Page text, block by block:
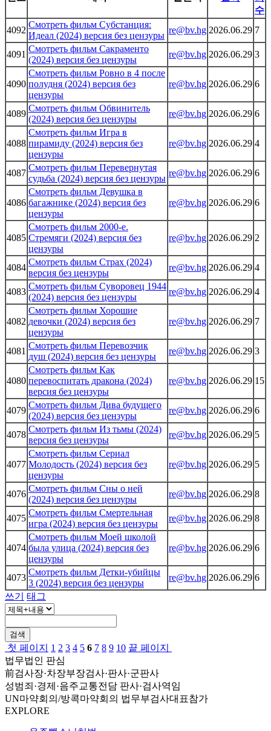
수
4092
Смотреть фильм Субстанция:
Идеал (2024) версия без цензуры
re@bv.hg 2026.06.29 7
4091
Смотреть фильм Сакраменто
(2024) версия без цензуры
re@bv.hg 2026.06.29 3
4090
Смотреть фильм Ровно в 4 после
полудня (2024) версия без
цензуры
re@bv.hg 2026.06.29 6
4089
Смотреть фильм Обвинитель
(2024) версия без цензуры
re@bv.hg 2026.06.29 6
4088
Смотреть фильм Игра в
пирамиду (2024) версия без
цензуры
re@bv.hg 2026.06.29 4
4087
Смотреть фильм Перевернутая
судьба (2024) версия без цензуры
re@bv.hg 2026.06.29 6
4086
Смотреть фильм Девушка в
багажнике (2024) версия без
цензуры
re@bv.hg 2026.06.29 6
4085
Смотреть фильм 2000-е.
Стремяги (2024) версия без
цензуры
re@bv.hg 2026.06.29 2
4084
Смотреть фильм Страх (2024)
версия без цензуры
re@bv.hg 2026.06.29 4
4083
Смотреть фильм Суворовец 1944
(2024) версия без цензуры
re@bv.hg 2026.06.29 4
4082
Смотреть фильм Хорошие
девочки (2024) версия без
цензуры
re@bv.hg 2026.06.29 7
4081
Смотреть фильм Перевозчик
душ (2024) версия без цензуры
re@bv.hg 2026.06.29 3
4080
Смотреть фильм Как
перевоспитать дракона (2024)
версия без цензуры
re@bv.hg 2026.06.29 15
4079
Смотреть фильм Дива будущего
(2024) версия без цензуры
re@bv.hg 2026.06.29 6
4078
Смотреть фильм Из тьмы (2024)
версия без цензуры
re@bv.hg 2026.06.29 5
4077
Смотреть фильм Сериал
Молодость (2024) версия без
цензуры
re@bv.hg 2026.06.29 5
4076
Смотреть фильм Сны о ней
(2024) версия без цензуры
re@bv.hg 2026.06.29 8
4075
Смотреть фильм Смертельная
игра (2024) версия без цензуры
re@bv.hg 2026.06.29 8
4074
Смотреть фильм Моей школой
была улица (2024) версия без
цензуры
re@bv.hg 2026.06.29 6
4073
Смотреть фильм Детки-убийцы
3 (2024) версия без цензуры
re@bv.hg 2026.06.29 6
쓰기
태그
검색
첫 페이지 1 2 3 4 5 6 7 8 9 10 끝 페이지
법무법인 판심
前검사장·차장부장검사·판사·군판사
성범죄·경제·음주교통전담 판사·검사역임
UN마약회의/방콕마약회의 법무부검사대표참가
EXPLORE